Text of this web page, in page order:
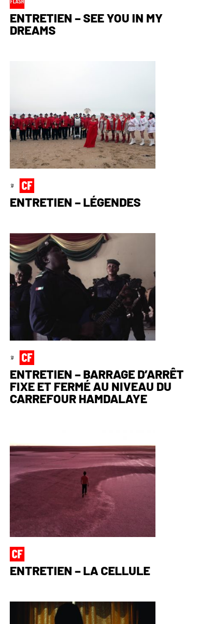
ENTRETIEN – SEE YOU IN MY
DREAMS
ENTRETIEN – LÉGENDES
ENTRETIEN – BARRAGE D’ARRÊT
FIXE ET FERMÉ AU NIVEAU DU
CARREFOUR HAMDALAYE
ENTRETIEN – LA CELLULE